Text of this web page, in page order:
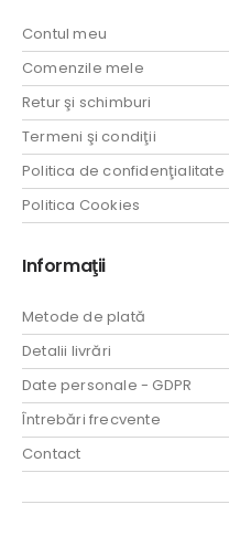
Contul meu
Comenzile mele
Retur şi schimburi
Termeni şi condiţii
Politica de confidenţialitate
Politica Cookies
Informaţii
Metode de plată
Detalii livrări
Date personale - GDPR
Întrebări frecvente
Contact